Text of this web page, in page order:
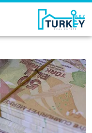
Skip
content